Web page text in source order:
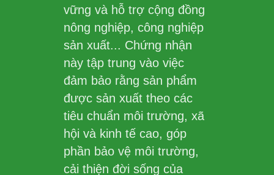
vững và hỗ trợ cộng đồng
nông nghiệp, công nghiệp
sản xuất... Chứng nhận
này tập trung vào việc
đảm bảo rằng sản phẩm
được sản xuất theo các
tiêu chuẩn môi trường, xã
hội và kinh tế cao, góp
phần bảo vệ môi trường,
cải thiện đời sống của